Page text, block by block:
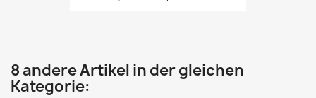
8 andere Artikel in der gleichen
Kategorie: